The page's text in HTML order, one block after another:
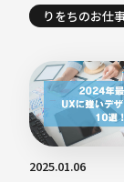
りをちのお仕
2025.01.06